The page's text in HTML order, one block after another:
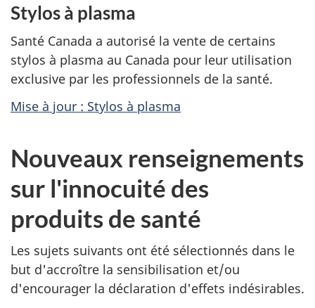
Stylos à plasma
Santé Canada a autorisé la vente de certains
stylos à plasma au Canada pour leur utilisation
exclusive par les professionnels de la santé.
Mise à jour : Stylos à plasma
Nouveaux renseignements
sur l'innocuité des
produits de santé
Les sujets suivants ont été sélectionnés dans le
but d'accroître la sensibilisation et/ou
d'encourager la déclaration d'effets indésirables.